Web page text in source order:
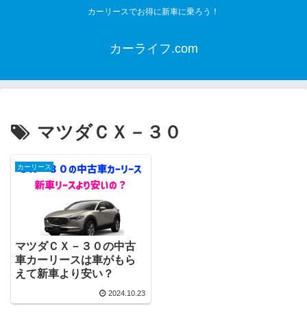
カーリースでお得に新車に乗ろう！
カーライフ.com
マツダＣＸ－３０
カーリース
マツダＣＸ－３０の中古
車カーリースは車がもら
えて新車より安い？
2024.10.23